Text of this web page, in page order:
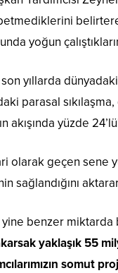
yoğun
son yıllarda
parasal
akışında yüzde
olarak geçen sene
sağlandığını
yine benzer
yaklaşık 55
somut